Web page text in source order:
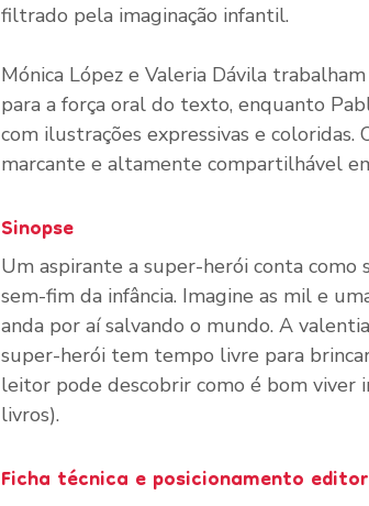
filtrado pela imaginação infantil.
Mónica López e Valeria Dávila
para a força oral do texto, enquanto
com ilustrações expressivas e
marcante e altamente compartilhável
Sinopse
Um aspirante a super-herói conta
sem-fim da infância. Imagine as mil e
anda por aí salvando o mundo. A
super-herói tem tempo livre para
leitor pode descobrir como é bom viver
livros).
Ficha técnica e posicionamento